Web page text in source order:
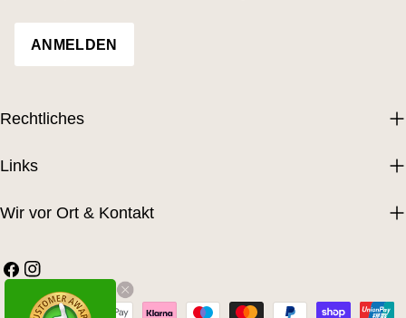
ANMELDEN
Rechtliches
Links
Wir vor Ort & Kontakt
Facebook
Instagram
Zahlungsarten